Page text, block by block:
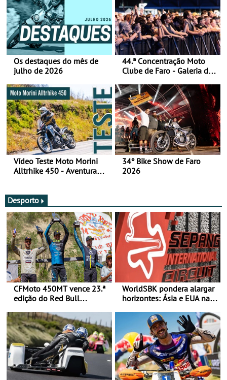
Os destaques do mês de
julho de 2026
44.ª Concentração Moto
Clube de Faro - Galeria de
Vídeo Teste Moto Morini
Alltrhike 450 - Aventura
34º Bike Show de Faro
2026
Desporto
CFMoto 450MT vence 23.ª
edição do Red Bull
Categorias Adventure -
Vitória na Ultimate, Core e
Lite
WorldSBK pondera alargar
horizontes: Ásia e EUA na